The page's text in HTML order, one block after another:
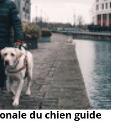
du chien guide